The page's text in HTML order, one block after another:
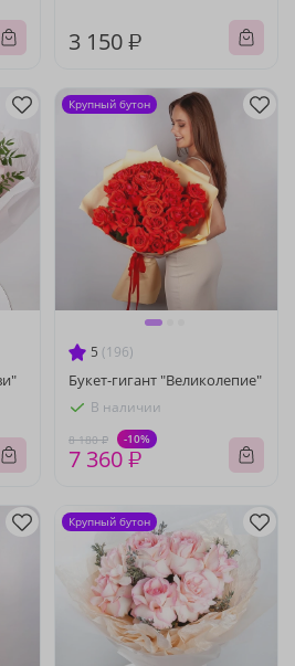
3 150 ₽
5 (196)
Букет-гигант "Великолепие"
В наличии
8 180 ₽ -10%
7 360 ₽
Крупный бутон
Крупный бутон